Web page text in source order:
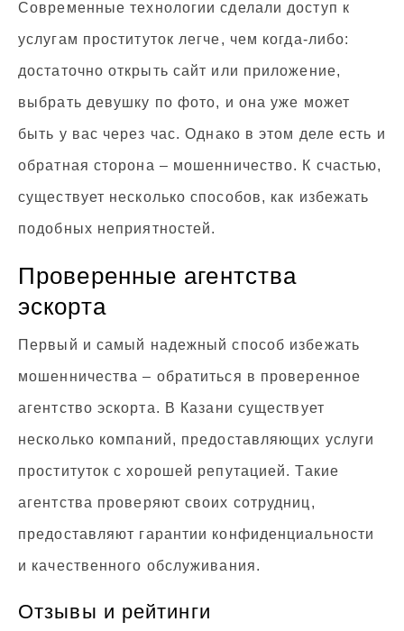
Современные технологии сделали доступ к
услугам проституток легче, чем когда-либо:
достаточно открыть сайт или приложение,
выбрать девушку по фото, и она уже может
быть у вас через час. Однако в этом деле есть и
обратная сторона – мошенничество. К счастью,
существует несколько способов, как избежать
подобных неприятностей.
Проверенные агентства
эскорта
Первый и самый надежный способ избежать
мошенничества – обратиться в проверенное
агентство эскорта. В Казани существует
несколько компаний, предоставляющих услуги
проституток с хорошей репутацией. Такие
агентства проверяют своих сотрудниц,
предоставляют гарантии конфиденциальности
и качественного обслуживания.
Отзывы и рейтинги